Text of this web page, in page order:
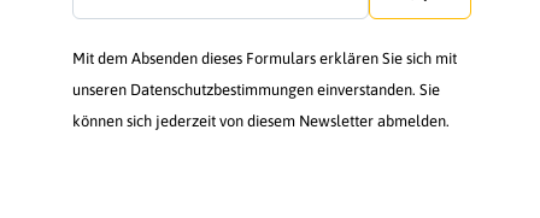
Mit dem Absenden dieses Formulars erklären Sie sich mit
unseren Datenschutzbestimmungen einverstanden. Sie
können sich jederzeit von diesem Newsletter abmelden.